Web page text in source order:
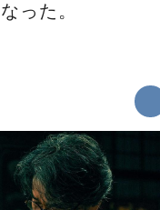
った。